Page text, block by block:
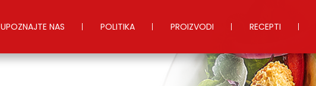
UPOZNAJTE NAS POLITIKA PROIZVODI RECEPTI